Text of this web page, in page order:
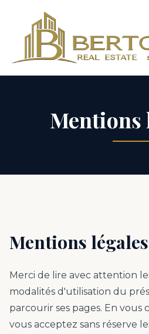
Mentions
Mentions légales
Merci de lire avec attention
modalités d'utilisation du
parcourir ses pages. En vous
vous acceptez sans réserve